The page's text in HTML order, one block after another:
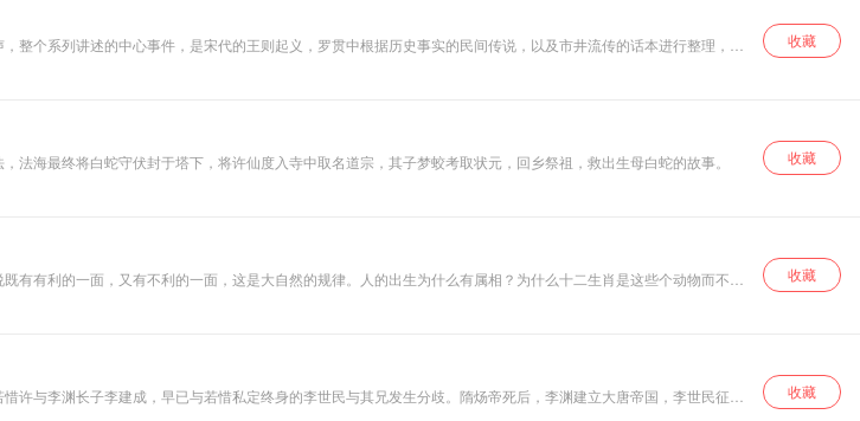
整个系列讲述的中心事件，是宋代的王则起义，罗贯中根据历史事实的民间传说，以及市井流传的话本进行整理，编
趣的神仙鬼怪，而是血肉丰满充满人情味的活人，他们的喜怒哀乐与常人并无不同，只不过在必要的时候才施展一
收藏
海最终将白蛇守伏封于塔下，将许仙度入寺中取名道宗，其子梦蛟考取状元，回乡祭祖，救出生母白蛇的故事。
收藏
有利的一面，又有不利的一面，这是大自然的规律。人的出生为什么有属相？为什么十二生肖是这些个动物而不是
听一听动物的逸闻趣事，也许会耳目一新。
收藏
与李渊长子李建成，早已与若惜私定终身的李世民与其兄发生分歧。隋炀帝死后，李渊建立大唐帝国，李世民征战
汗马功劳，被封为秦王。李建成却因是嫡长子，而被立为大唐太子。围绕在太子身边和秦王身边的政客们形成了两
收藏